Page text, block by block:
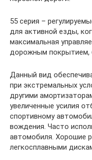
55 серия –
для активной езды,
максимальная
дорожным покрытием,
Данный вид
при экстремальных
другими
увеличенные усилия
спортивному
вождения. Часто
автомобиля. Хорошие
легкосплавными